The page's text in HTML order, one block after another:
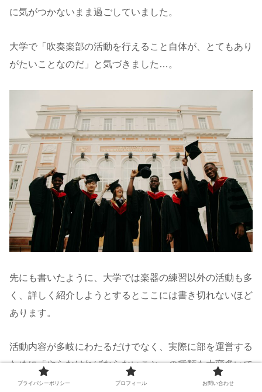
に気がつかないまま過ごしていました。
大学で「吹奏楽部の活動を行えること自体が、とてもあり
がたいことなのだ」と気づきました…。
先にも書いたように、大学では楽器の練習以外の活動も多
く、詳しく紹介しようとするとここには書き切れないほど
あります。
活動内容が多岐にわたるだけでなく、実際に部を運営する
ために「やらなければならないこと」の種類も大変多いで
すが、その分、学べることも本当に多いです。
プライバシーポリシー プロフィール お問い合わせ